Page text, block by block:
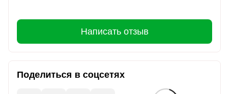
Написать отзыв
Поделиться в соцсетях